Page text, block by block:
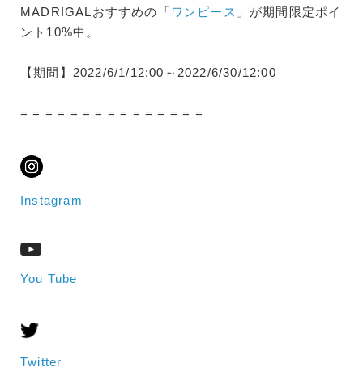
MADRIGALおすすめの「 ワンピース 」が期間限定ポイ
ント10%中。
【期間】2022/6/1/12:00～2022/6/30/12:00
= = = = = = = = = = = = = = =
Instagram
You Tube
Twitter